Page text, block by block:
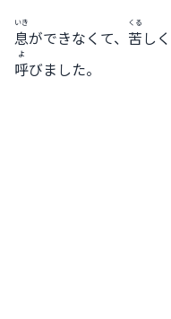
息
いき
ができなくて、 苦
くる
しく
呼
よ
びました。